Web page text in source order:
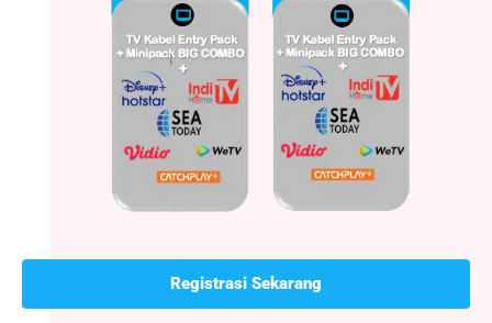
Registrasi Sekarang